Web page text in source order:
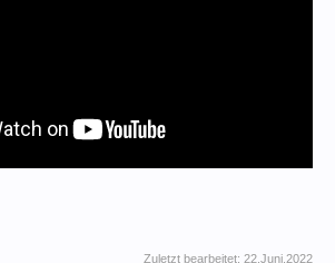
Zuletzt bearbeitet: 22.Juni.2022